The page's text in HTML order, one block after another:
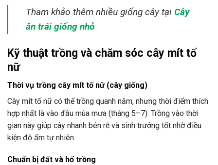
Tham khảo thêm nhiều giống cây tại Cây
ăn trái giống nhỏ
Kỹ thuật trồng và chăm sóc cây mít tố
nữ
Thời vụ trồng cây mít tố nữ (cây giống)
Cây mít tố nữ có thể trồng quanh năm, nhưng thời điểm thích
hợp nhất là vào đầu mùa mưa (tháng 5–7). Trồng vào thời
gian này giúp cây nhanh bén rễ và sinh trưởng tốt nhờ điều
kiện độ ẩm tự nhiên.
Chuẩn bị đất và hố trồng